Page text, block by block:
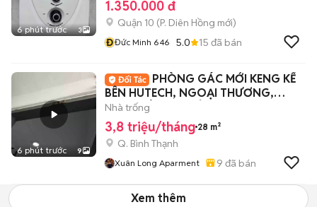
6 phút trước 3
1.350.000 đ
Quận 10 (P. Diên Hồng mới)
ĐĐức Minh 646 5.0 15 đã bán
6 phút trước 9
PHÒNG GÁC MỚI KENG KẾ
BÊN HUTECH, NGOẠI THƯƠNG,
GTVT SIÊU HẠT DẺ
Nhà trống
3,8 triệu/tháng 28 m²
Q. Bình Thạnh
Xuân Long Aparment 9 đã bán
Xem thêm